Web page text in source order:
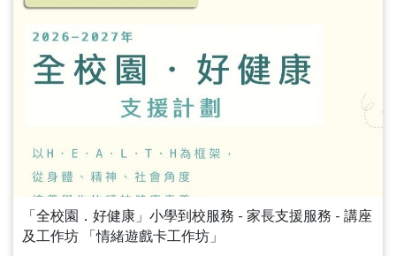
「全校園．好健康」小學到校服務 - 家長支援服務 - 講座
及工作坊 「情緒遊戲卡工作坊」